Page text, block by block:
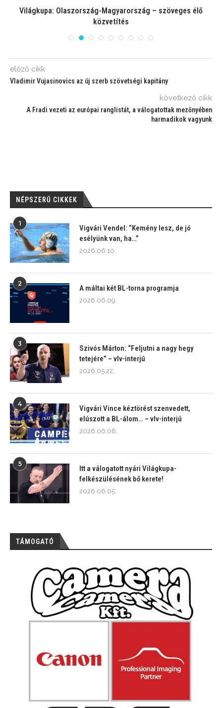
Világkupa: Olaszország-Magyarország – szöveges élő
közvetítés
előző cikk
Vladimir Vujasinovics az új szerb szövetségi kapitány
következő cikk
A Fradi vezeti az európai ranglistát, a válogatottak mezőnyében
harmadikok vagyunk
NÉPSZERŰ CIKKEK
1
Vigvári Vendel: “Kemény lesz, de jó
esélyünk van, ha…”
2026.06.10.
2
A máltai két BL-torna programja
2026.06.09.
3
Szivós Márton: “Feljutni a nagy hegy
tetejére” – vlv-interjú
2026.05.22.
4
Vigvári Vince kéztörést szenvedett,
elúszott a BL-álom… – vlv-interjú
2026.06.08.
5
Itt a válogatott nyári Világkupa-
felkészülésének bő kerete!
2026.06.05.
TÁMOGATÓ